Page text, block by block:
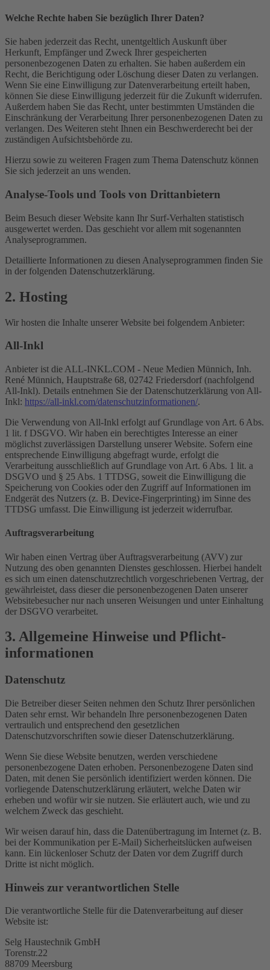
Welche Rechte haben Sie bezüglich Ihrer Daten?
Sie haben jederzeit das Recht, unentgeltlich Auskunft über
Herkunft, Empfänger und Zweck Ihrer gespeicherten
personenbezogenen Daten zu erhalten. Sie haben außerdem ein
Recht, die Berichtigung oder Löschung dieser Daten zu verlangen.
Wenn Sie eine Einwilligung zur Datenverarbeitung erteilt haben,
können Sie diese Einwilligung jederzeit für die Zukunft widerrufen.
Außerdem haben Sie das Recht, unter bestimmten Umständen die
Einschränkung der Verarbeitung Ihrer personenbezogenen Daten zu
verlangen. Des Weiteren steht Ihnen ein Beschwerderecht bei der
zuständigen Aufsichtsbehörde zu.
Hierzu sowie zu weiteren Fragen zum Thema Datenschutz können
Sie sich jederzeit an uns wenden.
Analyse-Tools und Tools von Dritt­anbietern
Beim Besuch dieser Website kann Ihr Surf-Verhalten statistisch
ausgewertet werden. Das geschieht vor allem mit sogenannten
Analyseprogrammen.
Detaillierte Informationen zu diesen Analyseprogrammen finden Sie
in der folgenden Datenschutzerklärung.
2. Hosting
Wir hosten die Inhalte unserer Website bei folgendem Anbieter:
All-Inkl
Anbieter ist die ALL-INKL.COM - Neue Medien Münnich, Inh.
René Münnich, Hauptstraße 68, 02742 Friedersdorf (nachfolgend
All-Inkl). Details entnehmen Sie der Datenschutzerklärung von All-
Inkl: https://all-inkl.com/datenschutzinformationen/.
Die Verwendung von All-Inkl erfolgt auf Grundlage von Art. 6 Abs.
1 lit. f DSGVO. Wir haben ein berechtigtes Interesse an einer
möglichst zuverlässigen Darstellung unserer Website. Sofern eine
entsprechende Einwilligung abgefragt wurde, erfolgt die
Verarbeitung ausschließlich auf Grundlage von Art. 6 Abs. 1 lit. a
DSGVO und § 25 Abs. 1 TTDSG, soweit die Einwilligung die
Speicherung von Cookies oder den Zugriff auf Informationen im
Endgerät des Nutzers (z. B. Device-Fingerprinting) im Sinne des
TTDSG umfasst. Die Einwilligung ist jederzeit widerrufbar.
Auftragsverarbeitung
Wir haben einen Vertrag über Auftragsverarbeitung (AVV) zur
Nutzung des oben genannten Dienstes geschlossen. Hierbei handelt
es sich um einen datenschutzrechtlich vorgeschriebenen Vertrag, der
gewährleistet, dass dieser die personenbezogenen Daten unserer
Websitebesucher nur nach unseren Weisungen und unter Einhaltung
der DSGVO verarbeitet.
3. Allgemeine Hinweise und Pflicht­
informationen
Datenschutz
Die Betreiber dieser Seiten nehmen den Schutz Ihrer persönlichen
Daten sehr ernst. Wir behandeln Ihre personenbezogenen Daten
vertraulich und entsprechend den gesetzlichen
Datenschutzvorschriften sowie dieser Datenschutzerklärung.
Wenn Sie diese Website benutzen, werden verschiedene
personenbezogene Daten erhoben. Personenbezogene Daten sind
Daten, mit denen Sie persönlich identifiziert werden können. Die
vorliegende Datenschutzerklärung erläutert, welche Daten wir
erheben und wofür wir sie nutzen. Sie erläutert auch, wie und zu
welchem Zweck das geschieht.
Wir weisen darauf hin, dass die Datenübertragung im Internet (z. B.
bei der Kommunikation per E-Mail) Sicherheitslücken aufweisen
kann. Ein lückenloser Schutz der Daten vor dem Zugriff durch
Dritte ist nicht möglich.
Hinweis zur verantwortlichen Stelle
Die verantwortliche Stelle für die Datenverarbeitung auf dieser
Website ist:
Selg Haustechnik GmbH
Torenstr.22
88709 Meersburg